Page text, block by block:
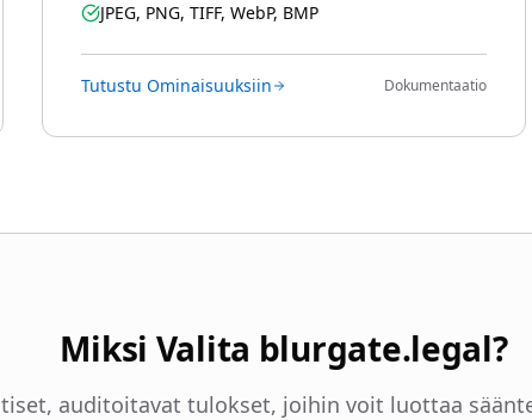
JPEG, PNG, TIFF, WebP, BMP
Tutustu Ominaisuuksiin Dokumentaatio
Miksi Valita blurgate.legal?
auditoitavat tulokset, joihin voit luottaa